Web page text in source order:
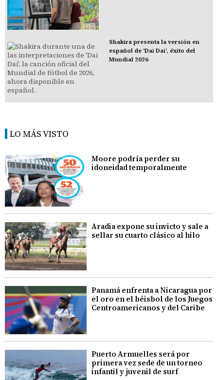
Shakira presenta la versión en
español de 'Dai Dai', éxito del
Mundial 2026
LO MÁS VISTO
Moore podría perder su
idoneidad temporalmente
Aradia expone su invicto y sale a
sellar su cuarto clásico al hilo
Panamá enfrenta a Nicaragua por
el oro en el béisbol de los Juegos
Centroamericanos y del Caribe
Puerto Armuelles será por
primera vez sede de un torneo
infantil y juvenil de surf